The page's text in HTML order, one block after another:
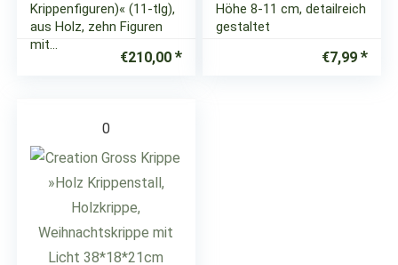
Krippenfiguren)« (11-tlg),
aus Holz, zehn Figuren
mit…
€210,00
Höhe 8-11 cm, detailreich
gestaltet
€7,99
0